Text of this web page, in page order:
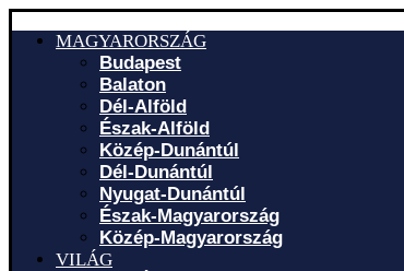
MAGYARORSZÁG
Budapest
Balaton
Dél-Alföld
Észak-Alföld
Közép-Dunántúl
Dél-Dunántúl
Nyugat-Dunántúl
Észak-Magyarország
Közép-Magyarország
VILÁG